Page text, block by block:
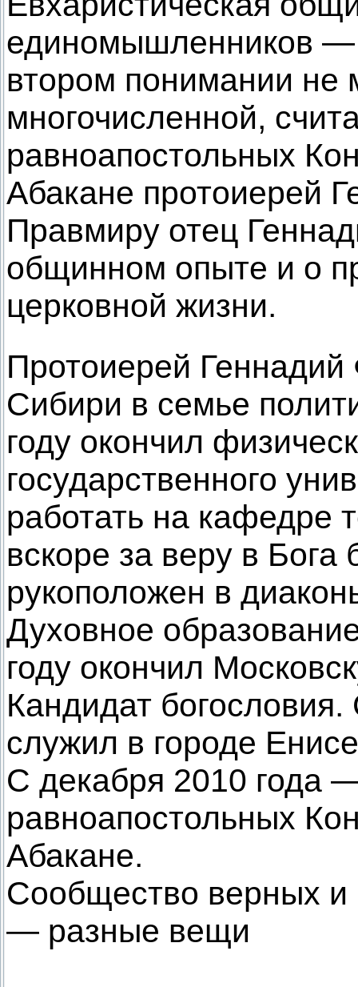
единомышленников
втором понимании не
многочисленной,
равноапостольных
Абакане протоиерей
Правмиру отец
общинном опыте и о
церковной жизни.
Протоиерей Геннадий
Сибири в семье
году окончил
государственного
работать на кафедре
вскоре за веру в
рукоположен в
Духовное
году окончил
Кандидат
служил в городе
С декабря 2010 года
равноапостольных
Абакане.
Сообщество верных
— разные вещи